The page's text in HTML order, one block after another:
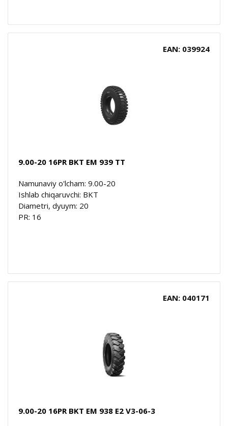
EAN: 039924
9.00-20 16PR BKT EM 939 TT
Namunaviy o'lcham: 9.00-20
Ishlab chiqaruvchi: BKT
Diametri, dyuym: 20
PR: 16
EAN: 040171
9.00-20 16PR BKT EM 938 E2 V3-06-3